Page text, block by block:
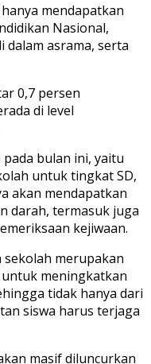
mendapatkan
Nasional,
asrama, serta
0,7 persen
di level
bulan ini, yaitu
untuk tingkat SD,
akan mendapatkan
darah, termasuk juga
kejiwaan.
sekolah merupakan
meningkatkan
tidak hanya dari
siswa harus terjaga
masif diluncurkan